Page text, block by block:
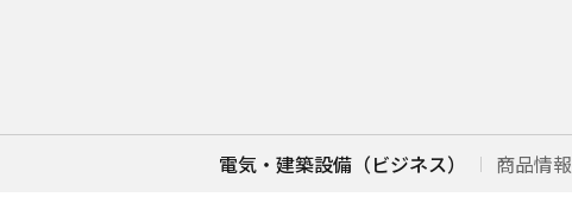
電気・建築設備（ビジネス） 商品情報